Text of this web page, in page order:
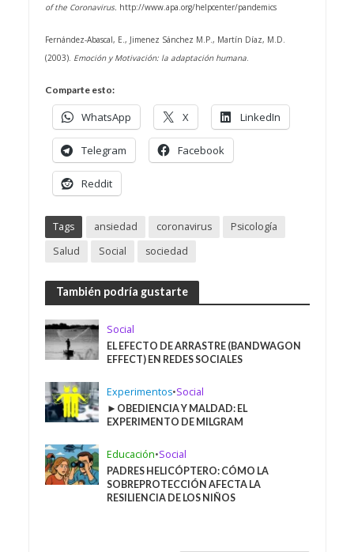
of the Coronavirus. http://www.apa.org/helpcenter/pandemics
Fernández-Abascal, E., Jimenez Sánchez M.P., Martín Díaz, M.D.
(2003). Emoción y Motivación: la adaptación humana.
Comparte esto:
WhatsApp X LinkedIn
Telegram Facebook
Reddit
Tags ansiedad coronavirus
Psicología
Salud
Social sociedad
También podría gustarte
Social
EL EFECTO DE ARRASTRE (BANDWAGON
EFFECT) EN REDES SOCIALES
Experimentos•Social
►OBEDIENCIA Y MALDAD: EL
EXPERIMENTO DE MILGRAM
Educación•Social
PADRES HELICÓPTERO: CÓMO LA
SOBREPROTECCIÓN AFECTA LA
RESILIENCIA DE LOS NIÑOS